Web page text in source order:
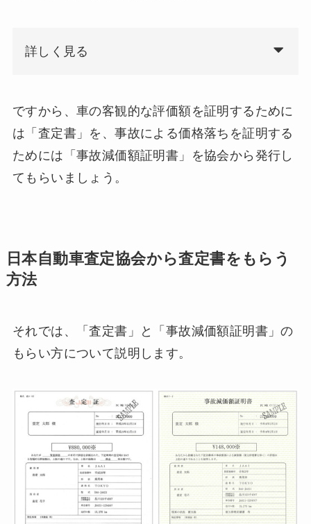
詳しく見る
ですから、車の客観的な評価額を証明するために
は「査定書」を、事故による価格落ちを証明する
ためには「事故減価額証明書」を協会から発行し
てもらいましょう。
日本自動車査定協会から査定書をもらう
方法
それでは、「査定書」と「事故減価額証明書」の
もらい方について説明します。